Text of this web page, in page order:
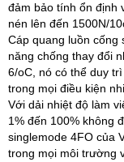
đảm bảo tính ổn định
nén lên đến 1500N/
Cáp quang luồn cống
năng chống thay đổi
6/oC, nó có thể duy
trong mọi điều kiện
Với dải nhiệt độ làm
1% đến 100% không
singlemode 4FO của
trong mọi môi trường